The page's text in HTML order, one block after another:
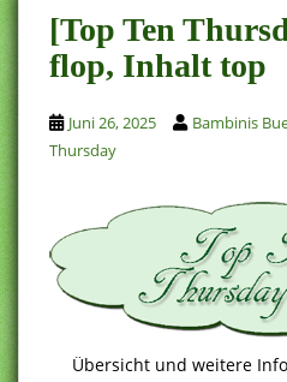
n
c
o
n
t
e
n
t
[Top Ten
flop, Inhalt top
Juni 26, 2025 Bambinis
Thursday
Übersicht und weitere